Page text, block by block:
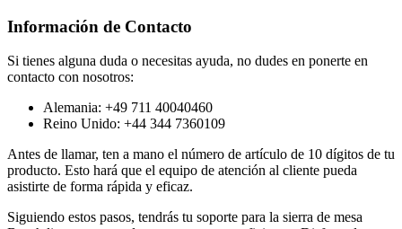
Información de Contacto
Si tienes alguna duda o necesitas ayuda, no dudes en ponerte en
contacto con nosotros:
Alemania: +49 711 40040460
Reino Unido: +44 344 7360109
Antes de llamar, ten a mano el número de artículo de 10 dígitos de tu
producto. Esto hará que el equipo de atención al cliente pueda
asistirte de forma rápida y eficaz.
Siguiendo estos pasos, tendrás tu soporte para la sierra de mesa